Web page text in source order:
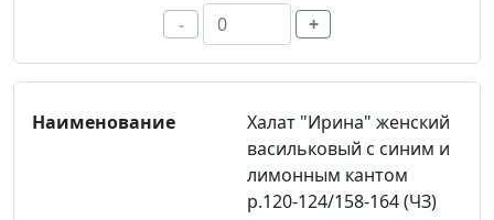
- +
Халат "Ирина" женский
васильковый с синим и
лимонным кантом
р.120-124/158-164 (ЧЗ)